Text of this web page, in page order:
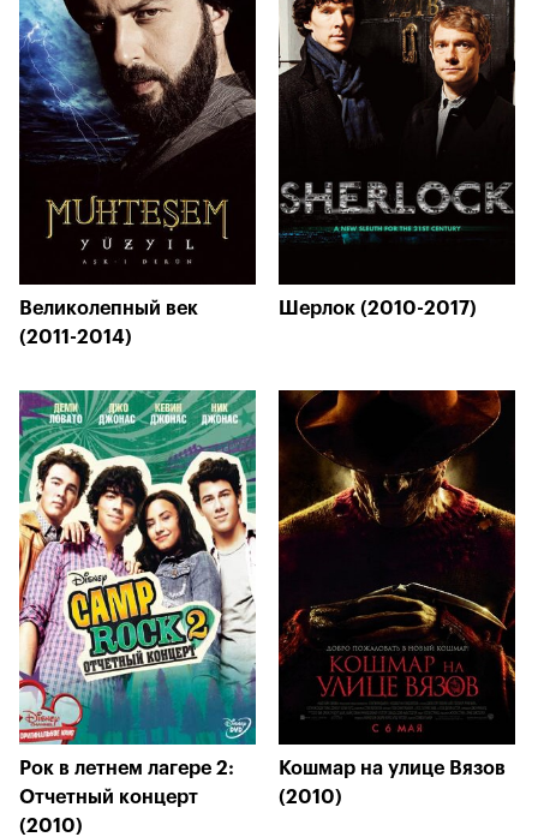
Великолепный век
(2011-2014)
Шерлок (2010-2017)
Рок в летнем лагере 2:
Отчетный концерт
(2010)
Кошмар на улице Вязов
(2010)